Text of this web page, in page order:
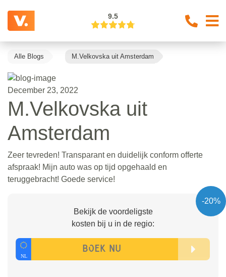
9.5
Alle Blogs M.Velkovska uit Amsterdam
December 23, 2022
M.Velkovska uit
Amsterdam
Zeer tevreden! Transparant en duidelijk conform offerte
afspraak! Mijn auto was op tijd opgehaald en
teruggebracht! Goede service!
-20%
Bekijk de voordeligste
kosten bij u in de regio: